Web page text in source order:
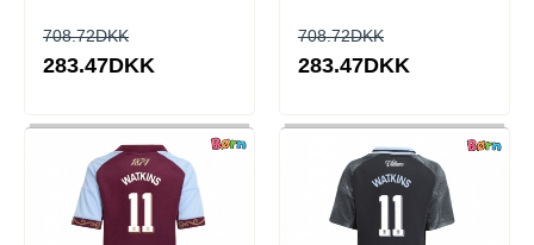
708.72DKK
283.47DKK
708.72DKK
283.47DKK